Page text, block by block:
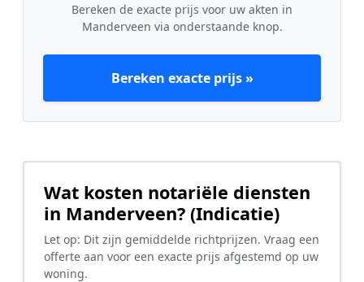
Bereken de exacte prijs voor uw akten in
Manderveen via onderstaande knop.
Bereken exacte prijs »
Wat kosten notariële diensten
in Manderveen? (Indicatie)
Let op: Dit zijn gemiddelde richtprijzen. Vraag een
offerte aan voor een exacte prijs afgestemd op uw
woning.